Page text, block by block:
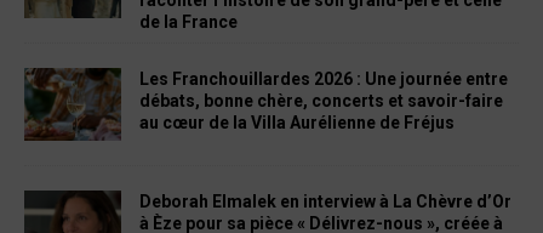
de la France
Les Franchouillardes 2026 : Une journée entre
débats, bonne chère, concerts et savoir-faire
au cœur de la Villa Aurélienne de Fréjus
Deborah Elmalek en interview à La Chèvre d’Or
à Èze pour sa pièce « Délivrez-nous », créée à